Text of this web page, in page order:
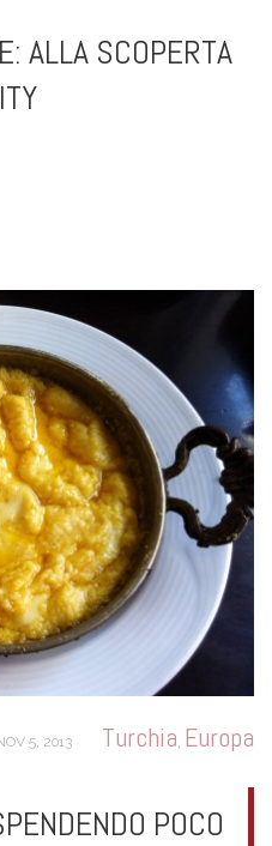
ALLA SCOPERTA
Turchia, Europa
5, 2013
POCO